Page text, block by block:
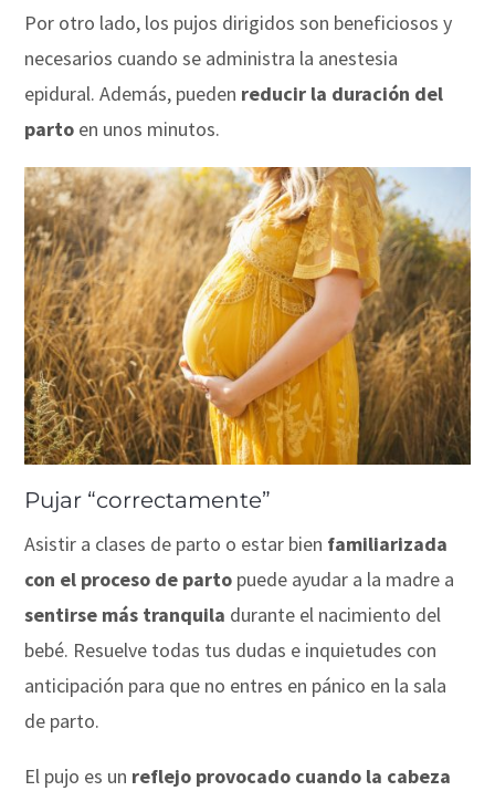
Por otro lado, los pujos dirigidos son beneficiosos y
necesarios cuando se administra la anestesia
epidural. Además, pueden reducir la duración del
parto en unos minutos.
Pujar “correctamente”
Asistir a clases de parto o estar bien familiarizada
con el proceso de parto puede ayudar a la madre a
sentirse más tranquila durante el nacimiento del
bebé. Resuelve todas tus dudas e inquietudes con
anticipación para que no entres en pánico en la sala
de parto.
El pujo es un reflejo provocado cuando la cabeza